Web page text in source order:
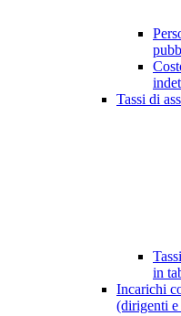
Tassi di
in
Incarichi
(dirigenti